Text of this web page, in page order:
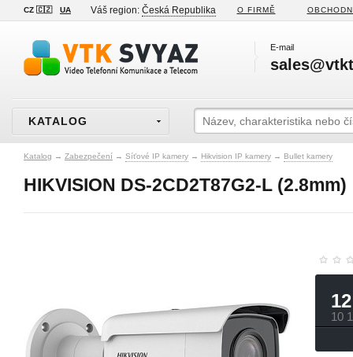
CZ 🇨🇿 UA Váš region: Česká Republika O FIRMĚ
E-mail
KATALOG
Katalog → Zabezpečení → Síťové IP kamery → Hikvision IP kamery → Bullet kamery
HIKVISION DS-2CD2T87G2-L (2.8mm)
10